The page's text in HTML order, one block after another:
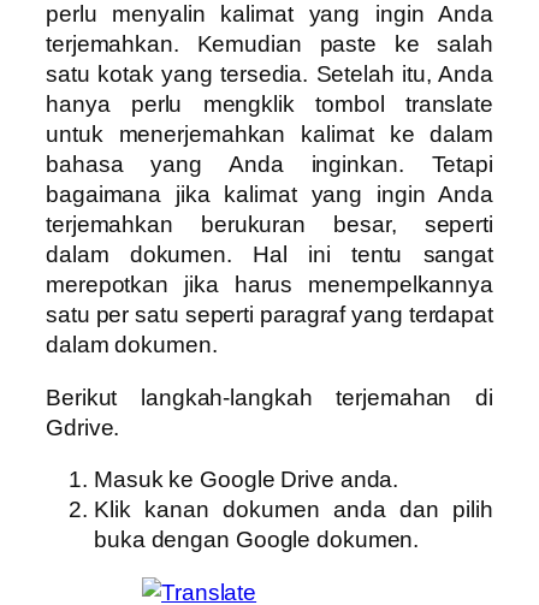
perlu menyalin kalimat yang ingin Anda
terjemahkan. Kemudian paste ke salah
satu kotak yang tersedia. Setelah itu, Anda
hanya perlu mengklik tombol translate
untuk menerjemahkan kalimat ke dalam
bahasa yang Anda inginkan. Tetapi
bagaimana jika kalimat yang ingin Anda
terjemahkan berukuran besar, seperti
dalam dokumen. Hal ini tentu sangat
merepotkan jika harus menempelkannya
satu per satu seperti paragraf yang terdapat
dalam dokumen.
Berikut langkah-langkah terjemahan di
Gdrive.
Masuk ke Google Drive anda.
Klik kanan dokumen anda dan pilih
buka dengan Google dokumen.